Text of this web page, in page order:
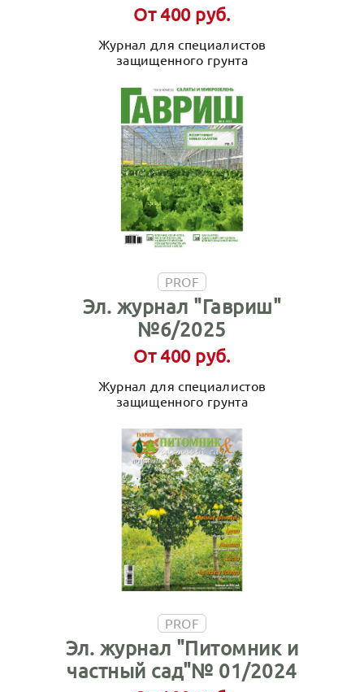
От 400 руб.
Журнал для специалистов
защищенного грунта
PROF
Эл. журнал "Гавриш"
№6/2025
От 400 руб.
Журнал для специалистов
защищенного грунта
PROF
Эл. журнал "Питомник и
частный сад"№ 01/2024